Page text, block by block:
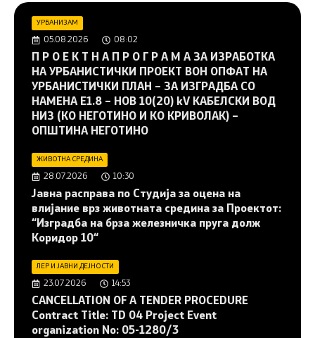
УРБАНИЗАМ
05.08.2026 08:02
П Р О Е К Т Н А П Р О Г Р А М А ЗА ИЗРАБОТКА
НА УРБАНИСТИЧКИ ПРОЕКТ ВОН ОПФАТ НА
УРБАНИСТИЧКИ ПЛАН – ЗА ИЗГРАДБА СО
НАМЕНА Е1.8 – НОВ 10(20) kV КАБЕЛСКИ ВОД
НИЗ (КО НЕГОТИНО И КО КРИВОЛАК) –
ОПШТИНА НЕГОТИНО
ЖИВОТНА СРЕДИНА
28.07.2026 10:30
Јавна расправа по Студија за оцена на
влијание врз животната средина за Проектот:
“Изградба на брза железничка пруга долж
Коридор 10“
ЛЕР И ЈАВНИ ДЕЈНОСТИ
23.07.2026 14:53
CANCELLATION OF A TENDER PROCEDURE
Contract Title: TD 04 Project Event
organization No: 05-1280/3